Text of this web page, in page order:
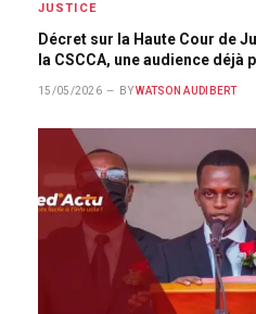
JUSTICE
Décret sur la Haute Cour de
la CSCCA, une audience déjà
15/05/2026 BY WATSON AUDIBERT